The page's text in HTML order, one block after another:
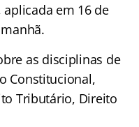
em 16 de
as disciplinas de
Constitucional,
Tributário, Direito